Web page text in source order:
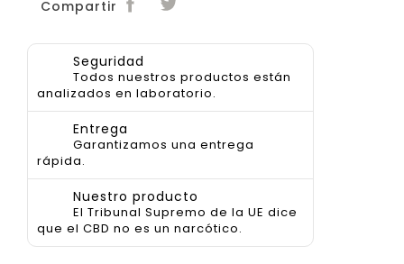
Compartir
Seguridad
Todos nuestros productos están
analizados en laboratorio.
Entrega
Garantizamos una entrega
rápida.
Nuestro producto
El Tribunal Supremo de la UE dice
que el CBD no es un narcótico.